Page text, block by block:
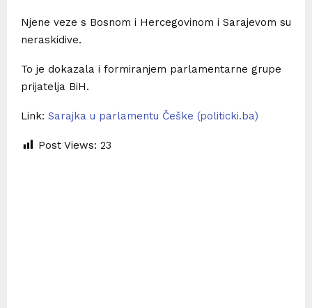
Njene veze s Bosnom i Hercegovinom i Sarajevom su
neraskidive.
To je dokazala i formiranjem parlamentarne grupe
prijatelja BiH.
Link: Sarajka u parlamentu Češke (politicki.ba)
Post Views: 23